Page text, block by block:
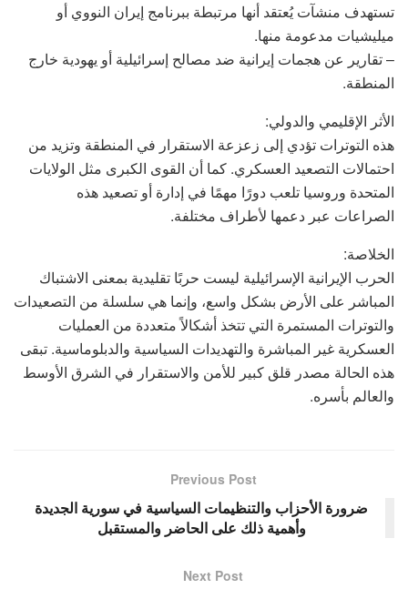
تستهدف منشآت يُعتقد أنها مرتبطة ببرنامج إيران النووي أو
ميليشيات مدعومة منها.
– تقارير عن هجمات إيرانية ضد مصالح إسرائيلية أو يهودية خارج
المنطقة.
الأثر الإقليمي والدولي:
هذه التوترات تؤدي إلى زعزعة الاستقرار في المنطقة وتزيد من
احتمالات التصعيد العسكري. كما أن القوى الكبرى مثل الولايات
المتحدة وروسيا تلعب دورًا مهمًا في إدارة أو تصعيد هذه
الصراعات عبر دعمها لأطراف مختلفة.
الخلاصة:
الحرب الإيرانية الإسرائيلية ليست حربًا تقليدية بمعنى الاشتباك
المباشر على الأرض بشكل واسع، وإنما هي سلسلة من التصعيدات
والتوترات المستمرة التي تتخذ أشكالاً متعددة من العمليات
العسكرية غير المباشرة والتهديدات السياسية والدبلوماسية. تبقى
هذه الحالة مصدر قلق كبير للأمن والاستقرار في الشرق الأوسط
والعالم بأسره.
Previous Post
ضرورة الأحزاب والتنظيمات السياسية في سورية الجديدة
وأهمية ذلك على الحاضر والمستقبل
Next Post